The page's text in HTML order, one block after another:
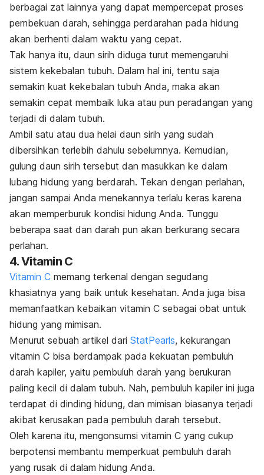
berbagai zat lainnya yang dapat mempercepat proses
pembekuan darah, sehingga perdarahan pada hidung
akan berhenti dalam waktu yang cepat.
Tak hanya itu, daun sirih diduga turut memengaruhi
sistem kekebalan tubuh. Dalam hal ini, tentu saja
semakin kuat kekebalan tubuh Anda, maka akan
semakin cepat membaik luka atau pun peradangan yang
terjadi di dalam tubuh.
Ambil satu atau dua helai daun sirih yang sudah
dibersihkan terlebih dahulu sebelumnya. Kemudian,
gulung daun sirih tersebut dan masukkan ke dalam
lubang hidung yang berdarah. Tekan dengan perlahan,
jangan sampai Anda menekannya terlalu keras karena
akan memperburuk kondisi hidung Anda. Tunggu
beberapa saat dan darah pun akan berkurang secara
perlahan.
4. Vitamin C
Vitamin C memang terkenal dengan segudang
khasiatnya yang baik untuk kesehatan. Anda juga bisa
memanfaatkan kebaikan vitamin C sebagai obat untuk
hidung yang mimisan.
Menurut sebuah artikel dari StatPearls, kekurangan
vitamin C bisa berdampak pada kekuatan pembuluh
darah kapiler, yaitu pembuluh darah yang berukuran
paling kecil di dalam tubuh. Nah, pembuluh kapiler ini juga
terdapat di dinding hidung, dan mimisan biasanya terjadi
akibat kerusakan pada pembuluh darah tersebut.
Oleh karena itu, mengonsumsi vitamin C yang cukup
berpotensi membantu memperkuat pembuluh darah
yang rusak di dalam hidung Anda.